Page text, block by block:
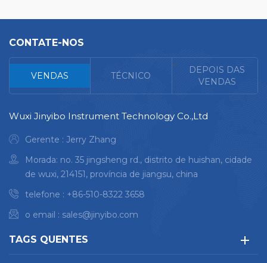
CONTATE-NOS
VENDAS TÉCNICO
<
DEPOIS DAS
VENDAS
Wuxi Jinyibo Instrument Technology Co.,Ltd
Gerente : Jerry Zhang
Morada: no. 35 jingsheng rd., distrito de huishan, cidade
de wuxi, 214151, província de jiangsu, china
telefone : +86-510-8322 3658
o email : sales@jinyibo.com
TAGS QUENTES